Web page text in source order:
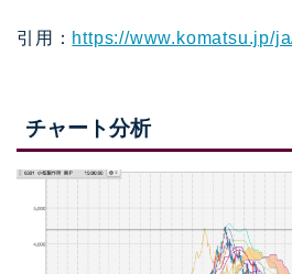
引用： https://www.komatsu.jp/
チャート分析